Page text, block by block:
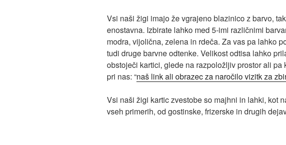
Vsi naši žigi imajo že vgrajeno blazinico z barvo,
enostavna. Izbirate lahko med 5-imi različnimi
modra, vijolična, zelena in rdeča. Za vas pa lahko
tudi druge barvne odtenke. Velikost odtisa lahko
obstoječi kartici, glede na razpoložljiv prostor ali pa
pri nas: “naš link ali obrazec za naročilo vizitk za
Vsi naši žigi kartic zvestobe so majhni in lahki, kot
vseh primerih, od gostinske, frizerske in drugih